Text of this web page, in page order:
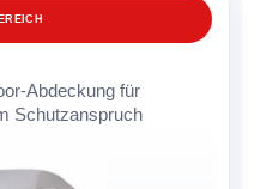
Abdeckung für
Schutzanspruch